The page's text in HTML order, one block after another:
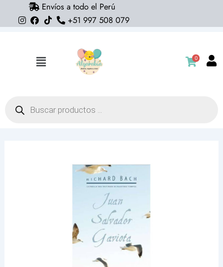
Envíos a todo el Perú
+51 997 508 079
Flyout
0
productos